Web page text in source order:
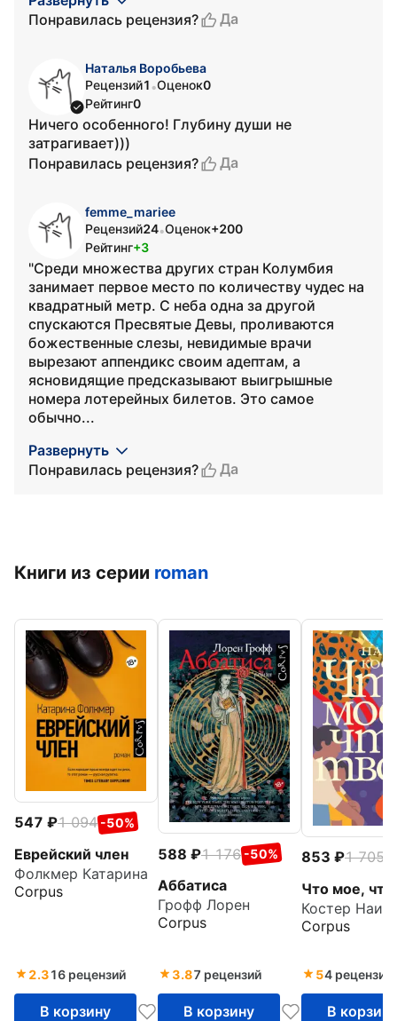
Понравилась рецензия?
Да
Наталья Воробьева
Рецензий1 •Оценок0
Рейтинг0
Ничего особенного! Глубину души не
затрагивает)))
Понравилась рецензия?
Да
femme_mariee
Рецензий24•Оценок+200
Рейтинг+3
"Среди множества других стран Колумбия
занимает первое место по количеству чудес на
квадратный метр. С неба одна за другой
спускаются Пресвятые Девы, проливаются
божественные слезы, невидимые врачи
вырезают аппендикс своим адептам, а
ясновидящие предсказывают выигрышные
номера лотерейных билетов. Это самое
обычно...
Развернуть
Понравилась рецензия?
Да
Книги из серии roman
547 1 094 -50%
Еврейский член
Фолкмер Катарина
Corpus
2.316 рецензий
В корзину
588 1 176 -50%
Аббатиса
Грофф Лорен
Corpus
3.87 рецензий
В корзину
853 1 705
Что мое, что
Костер
Corpus
54 рецензии
В корзину